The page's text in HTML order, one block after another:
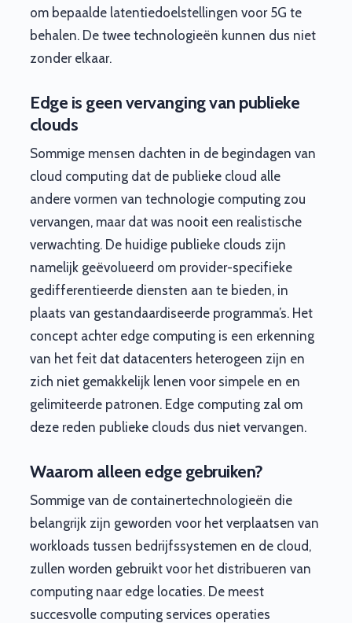
om bepaalde latentiedoelstellingen voor 5G te
behalen. De twee technologieën kunnen dus niet
zonder elkaar.
Edge is geen vervanging van publieke
clouds
Sommige mensen dachten in de begindagen van
cloud computing dat de publieke cloud alle
andere vormen van technologie computing zou
vervangen, maar dat was nooit een realistische
verwachting. De huidige publieke clouds zijn
namelijk geëvolueerd om provider-specifieke
gedifferentieerde diensten aan te bieden, in
plaats van gestandaardiseerde programma’s. Het
concept achter edge computing is een erkenning
van het feit dat datacenters heterogeen zijn en
zich niet gemakkelijk lenen voor simpele en en
gelimiteerde patronen. Edge computing zal om
deze reden publieke clouds dus niet vervangen.
Waarom alleen edge gebruiken?
Sommige van de containertechnologieën die
belangrijk zijn geworden voor het verplaatsen van
workloads tussen bedrijfssystemen en de cloud,
zullen worden gebruikt voor het distribueren van
computing naar edge locaties. De meest
succesvolle computing services operaties